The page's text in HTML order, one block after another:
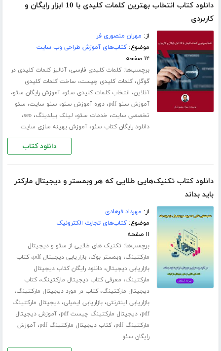
دانلود کتاب انتخاب بهترین کلمات کلیدی با 10 ابزار رایگان و
کاربردی
از: مهران منصوری فر
موضوع:کتاب‌های آموزش طراحی وب سایت
۱۲ صفحه
برچسب‌ها:کلمات کلیدی فارسی،آنالیز کلمات کلیدی در
گوگل،کلمات کلیدی چیست، ساخت کلمات کلیدی
آنلاین، انتخاب کلمات کلیدی سئو،آموزش رایگان سئو،
آموزش سئو pdf ،دوره آموزش سئو، سئو سایت، سئو
تخصصی سایت، خدمات سئو، لینک بیلدینگ،seo،
دانلود رایگان کتاب سئو،آموزش بهینه سازی سایت
دانلود کتاب
دانلود کتاب تکنیک‌هایی طلایی که هر وبمستر و دیجیتال مارکتر
باید بداند
از: مهرداد فرهادی
موضوع:کتاب‌های تجارت الکترونیک
۱۱ صفحه
برچسب‌ها: تکنیک های طلایی از سئو و دیجیتال
مارکتینگ، وبمستر بوک،بازاریابی دیجیتال pdf ،کتاب
بازاریابی دیجیتال،دانلود رایگان کتاب دیجیتال
مارکتینگ، معرفی کتاب دیجیتال مارکتینگ،کتاب
دیجیتال مارکتینگ،کتاب در مورد دیجیتال مارکتینگ،
بازاریابی اینترنتی،بازاریابی ایمیلی،دیجیتال مارکتینگ
pdf،دیجیتال مارکتینگ چیست pdf ،آموزش دیجیتال
مارکتینگ pdf
،کتاب دیجیتال مارکتینگ pdf ،آموزش
رایگان سئو